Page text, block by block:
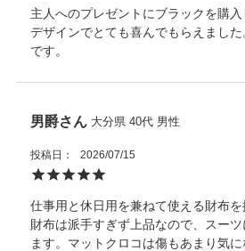
主人へのプレゼントにブラックを購
デザインでとても喜んでもらえまし
です。
男爵 大分県 40代 男性
投稿日 2026/07/15
仕事用と休日用を兼ねて使える財布
財布は派手すぎず上品なので、スー
ます。マットクロコは傷もあまり気